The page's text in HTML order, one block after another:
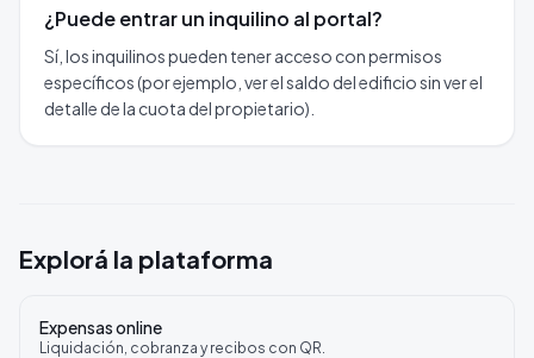
¿Puede entrar un inquilino al portal?
Sí, los inquilinos pueden tener acceso con permisos
específicos (por ejemplo, ver el saldo del edificio sin ver el
detalle de la cuota del propietario).
Explorá la plataforma
Expensas online
Liquidación, cobranza y recibos con QR.